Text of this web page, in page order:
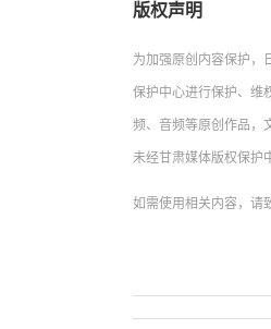
版权声明
为加强原创内容保护，
保护中心进行保护、维
频、音频等原创作品，
未经甘肃媒体版权保护
如需使用相关内容，请